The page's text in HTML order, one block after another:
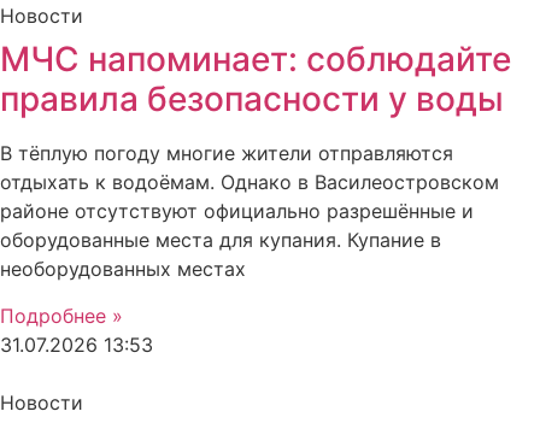
Новости
МЧС напоминает: соблюдайте
правила безопасности у воды
В тёплую погоду многие жители отправляются
отдыхать к водоёмам. Однако в Василеостровском
районе отсутствуют официально разрешённые и
оборудованные места для купания. Купание в
необорудованных местах
Подробнее »
31.07.2026 13:53
Новости